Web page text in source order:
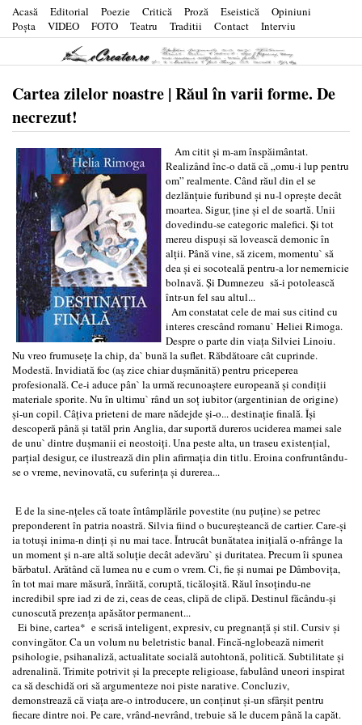
Acasă Editorial Poezie Critică Proză Eseistică
Opiniuni
Poşta
VIDEO FOTO Teatru Traditii Contact Interviu
Cartea zilelor noastre | Răul în varii forme. De
necrezut!
Am citit și m-am înspăimântat.
Realizând înc-o dată că „omu-i lup pentru
om” realmente. Când răul din el se
dezlănțuie furibund și nu-l oprește decât
moartea. Sigur, ține și el de soartă. Unii
dovedindu-se categoric malefici. Și tot
mereu dispuși să lovească demonic în
alții. Până vine, să zicem, momentu` să
dea și ei socoteală pentru-a lor nemernicie
bolnavă. Și Dumnezeu să-i potolească
într-un fel sau altul...
Am constatat cele de mai sus citind cu
interes crescând romanu` Heliei Rimoga.
Despre o parte din viața Silviei Linoiu.
Nu vreo frumusețe la chip, da` bună la suflet. Răbdătoare cât cuprinde.
Modestă. Invidiată foc (aș zice chiar dușmănită) pentru priceperea
profesională. Ce-i aduce pân` la urmă recunoaștere europeană și condiții
materiale sporite. Nu în ultimu` rând un soț iubitor (argentinian de origine)
și-un copil. Câțiva prieteni de mare nădejde și-o... destinație finală. Își
descoperă până și tatăl prin Anglia, dar suportă dureros uciderea mamei sale
de unu` dintre dușmanii ei neostoiți. Una peste alta, un traseu existențial,
parțial desigur, ce ilustrează din plin afirmația din titlu. Eroina confruntându-
se o vreme, nevinovată, cu suferința și durerea...
E de la sine-nțeles că toate întâmplările povestite (nu puține) se petrec
preponderent în patria noastră. Silvia fiind o bucureșteancă de cartier. Care-și
ia totuși inima-n dinți și nu mai tace. Întrucât bunătatea inițială o-nfrânge la
un moment și n-are altă soluție decât adevăru` și duritatea. Precum îi spunea
bărbatul. Arătând că lumea nu e cum o vrem. Ci, fie și numai pe Dâmbovița,
în tot mai mare măsură, înrăită, coruptă, ticăloșită. Răul însoțindu-ne
incredibil spre iad zi de zi, ceas de ceas, clipă de clipă. Destinul făcându-și
cunoscută prezența apăsător permanent...
Ei bine, cartea* e scrisă inteligent, expresiv, cu pregnanță și stil. Cursiv și
convingător. Ca un volum nu beletristic banal. Fincă-nglobează nimerit
psihologie, psihanaliză, actualitate socială autohtonă, politică. Subtilitate și
adrenalină. Trimite potrivit și la precepte religioase, fabulând uneori inspirat
ca să deschidă ori să argumenteze noi piste narative. Concluziv,
demonstrează că viața are-o introducere, un conținut și-un sfârșit pentru
fiecare dintre noi. Pe care, vrând-nevrând, trebuie să le ducem până la capăt.